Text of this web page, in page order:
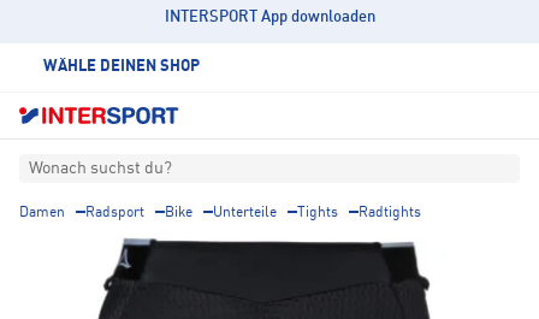
INTERSPORT App downloaden
WÄHLE DEINEN SHOP
Wonach suchst du?
Damen Radsport Bike Unterteile Tights Radtights